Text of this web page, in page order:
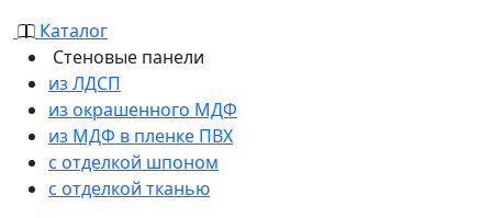
Каталог
Стеновые панели
из ЛДСП
из окрашенного МДФ
из МДФ в пленке ПВХ
с отделкой шпоном
с отделкой тканью